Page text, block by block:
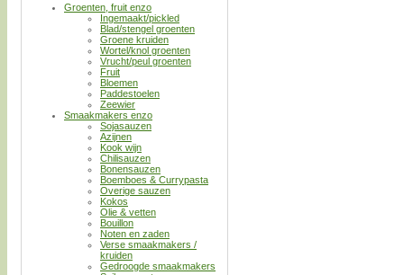
Groenten, fruit enzo
Ingemaakt/pickled
Blad/stengel groenten
Groene kruiden
Wortel/knol groenten
Vrucht/peul groenten
Fruit
Bloemen
Paddestoelen
Zeewier
Smaakmakers enzo
Sojasauzen
Azijnen
Kook wijn
Chilisauzen
Bonensauzen
Boemboes & Currypasta
Overige sauzen
Kokos
Olie & vetten
Bouillon
Noten en zaden
Verse smaakmakers /
kruiden
Gedroogde smaakmakers